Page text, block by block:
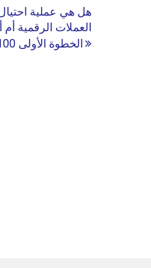
العملات الرقمية
الخطوة الأولى 100